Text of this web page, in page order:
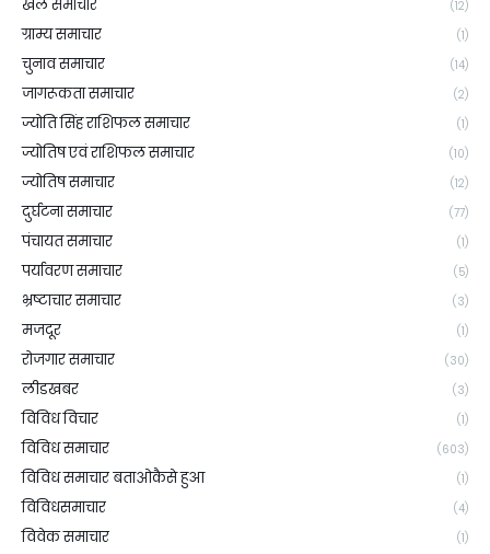
खेल समाचार (12)
ग्राम्य समाचार (1)
चुनाव समाचार (14)
जागरूकता समाचार (2)
ज्योति सिंह राशिफल समाचार (1)
ज्योतिष एवं राशिफल समाचार (10)
ज्योतिष समाचार (12)
दुर्घटना समाचार (77)
पंचायत समाचार (1)
पर्यावरण समाचार (5)
भ्रष्टाचार समाचार (3)
मजदूर (1)
रोजगार समाचार (30)
लीडखबर (3)
विविध विचार (1)
विविध समाचार (603)
विविध समाचार बताओकैसे हुआ (1)
विविधसमाचार (4)
विवेक समाचार (1)